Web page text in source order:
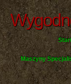
Maszyny